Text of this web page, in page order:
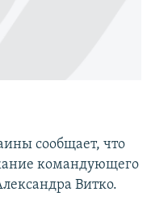
сообщает, что
командующего
Витко.